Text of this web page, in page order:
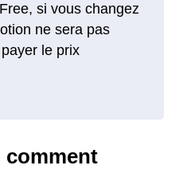
si vous changez
ne sera pas
le prix
comment